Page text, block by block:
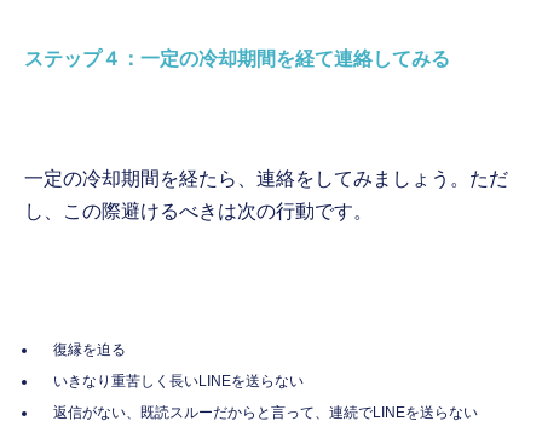
ステップ４：一定の冷却期間を経て連絡してみる
一定の冷却期間を経たら、連絡をしてみましょう。ただ
し、この際避けるべきは次の行動です。
復縁を迫る
いきなり重苦しく長いLINEを送らない
返信がない、既読スルーだからと言って、連続でLINEを送らない